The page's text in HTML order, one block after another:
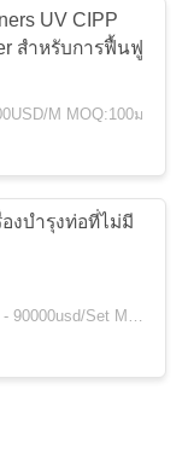
37
141
UV CIPP
สําหรับการฟื้นฟู
M MOQ:100ม
องบํารุงท่อที่ไม่มี
14000usd - 90000usd/Set MOQ:1 ชุด